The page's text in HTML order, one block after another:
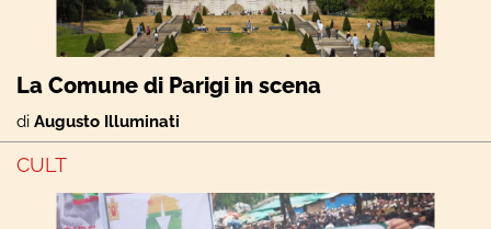
La Comune di Parigi in scena
di Augusto Illuminati
CULT